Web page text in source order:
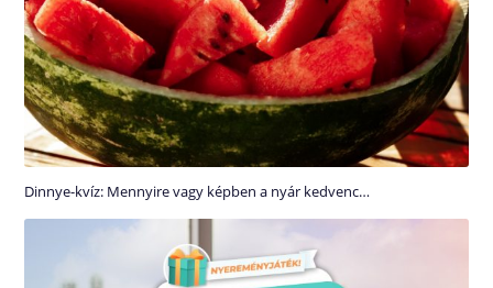
Dinnye-kvíz: Mennyire vagy képben a nyár kedvenc…